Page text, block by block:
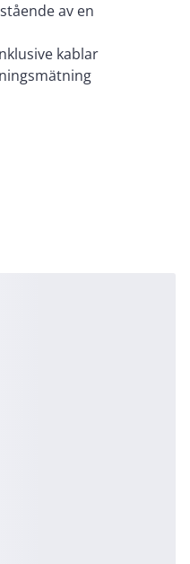
av en
kablar